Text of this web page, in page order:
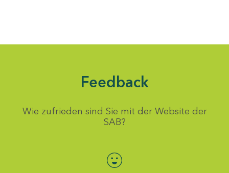
Feedback
Wie zufrieden sind Sie mit der Website der
SAB?
Bewertung auswählen